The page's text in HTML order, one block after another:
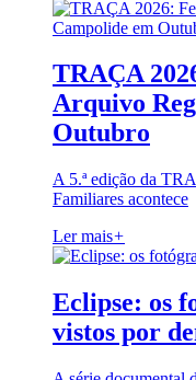
TRAÇA
Arquivo
Outubro
A 5.ª edição da
Familiares acontece
Ler mais+
Eclipse: os
vistos por